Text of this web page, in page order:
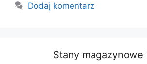
Dodaj komentarz
Stany magazynowe